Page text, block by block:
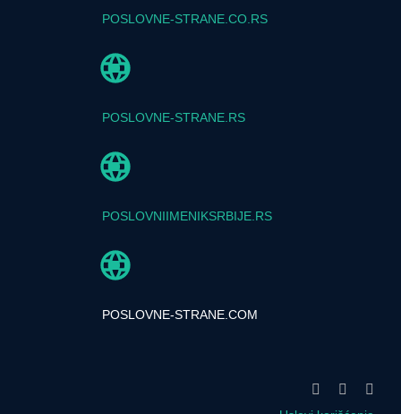
POSLOVNE-STRANE.CO.RS
POSLOVNE-STRANE.RS
POSLOVNIIMENIKSRBIJE.RS
POSLOVNE-STRANE.COM